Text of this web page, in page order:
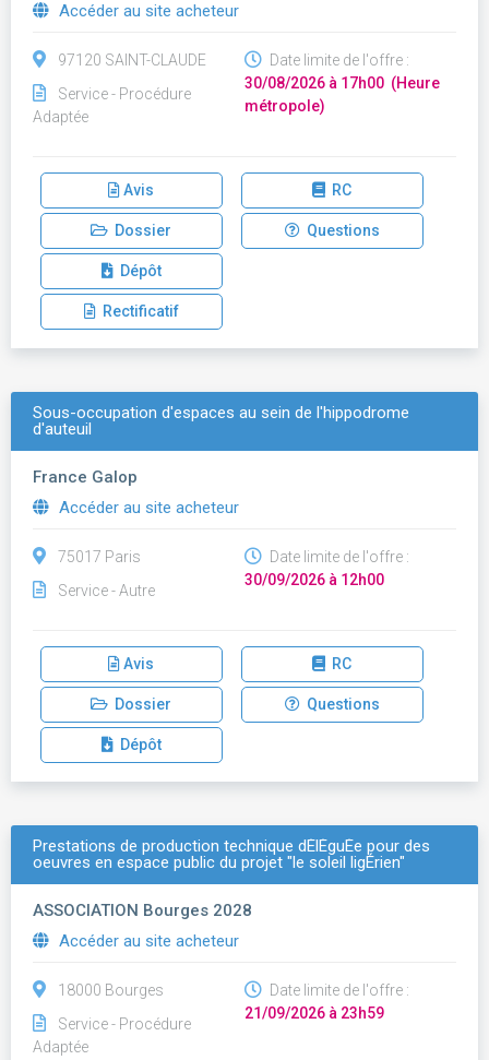
Accéder au site acheteur
97120 SAINT-CLAUDE
Service - Procédure
Adaptée
Date limite de l'offre :
30/08/2026 à 17h00 (Heure
métropole)
Avis RC
Dossier Questions
Dépôt
Rectificatif
Sous-occupation d'espaces au sein de l'hippodrome
d'auteuil
France Galop
Accéder au site acheteur
75017 Paris
Service - Autre
Date limite de l'offre :
30/09/2026 à 12h00
Avis RC
Dossier Questions
Dépôt
Prestations de production technique dÉlÉguÉe pour des
oeuvres en espace public du projet "le soleil ligÉrien"
ASSOCIATION Bourges 2028
Accéder au site acheteur
18000 Bourges
Service - Procédure
Adaptée
Date limite de l'offre :
21/09/2026 à 23h59